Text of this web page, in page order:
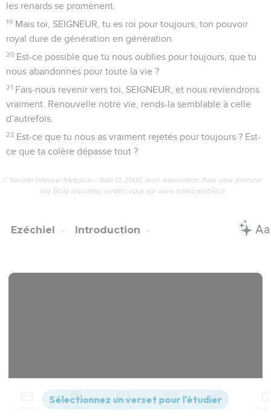
les renards se promènent.
19 Mais toi, SEIGNEUR, tu es roi pour toujours, ton pouvoir
royal dure de génération en génération.
20 Est-ce possible que tu nous oublies pour toujours, que tu
nous abandonnes pour toute la vie ?
21 Fais-nous revenir vers toi, SEIGNEUR, et nous reviendrons
vraiment. Renouvelle notre vie, rends-la semblable à celle
d’autrefois.
22 Est-ce que tu nous as vraiment rejetés pour toujours ? Est-
ce que ta colère dépasse tout ?
© Société biblique française – Bibli’O, 2000, avec autorisation. Pour vous procurer
une Bible imprimée, rendez-vous sur www.editionsbiblio.fr
Ezéchiel Introduction
Versions Commentaires Strong